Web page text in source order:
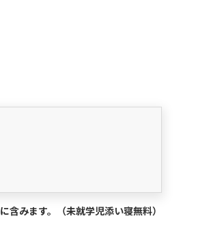
含みます。（未就学児添い寝無料）